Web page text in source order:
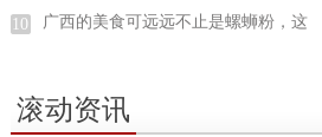
10 广西的美食可远远不止是螺蛳粉，这
滚动资讯